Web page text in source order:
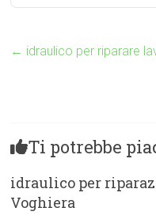
← idraulico per riparare
Ti potrebbe
idraulico per
Voghiera